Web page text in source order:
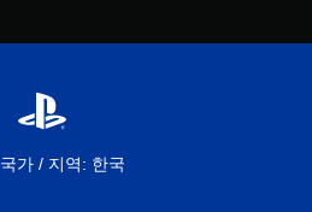
국가 / 지역: 한국